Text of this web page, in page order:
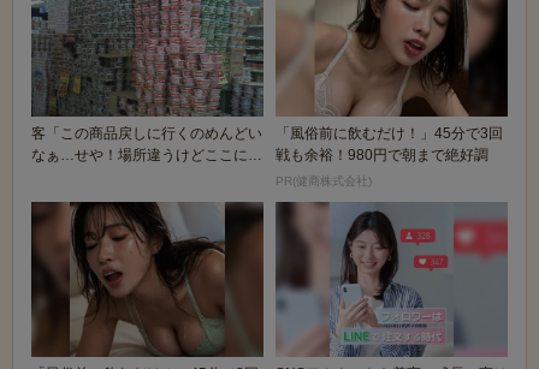
客「この商品戻しに行くのめんどい
なぁ…せや！場所違うけどここに置
「風俗前に飲むだけ！」45分で3回
戦も余裕！980円で朝まで絶好調
PR(健商株式会社)